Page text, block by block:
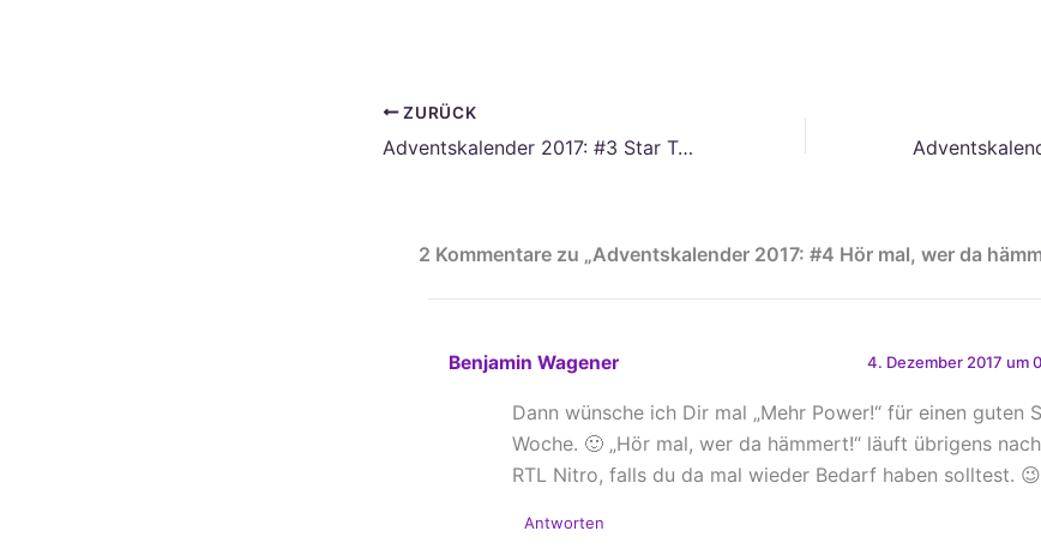
ZURÜCK
Adventskalender 2017: #3 Star Trek: Raumschiff Voyager
2 Kommentare zu „Adventskalender 2017: #4 Hör mal, wer da
Benjamin Wagener 4. Dezember 2017 um
Dann wünsche ich Dir mal „Mehr Power!“ für einen guten
Woche. 🙂 „Hör mal, wer da hämmert!“ läuft übrigens
RTL Nitro, falls du da mal wieder Bedarf haben solltest. 😉
Antworten